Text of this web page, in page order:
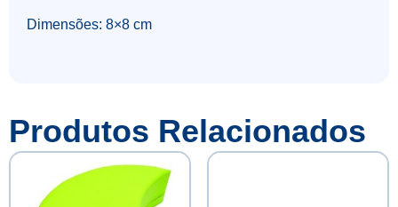
Dimensões: 8×8 cm
Produtos Relacionados